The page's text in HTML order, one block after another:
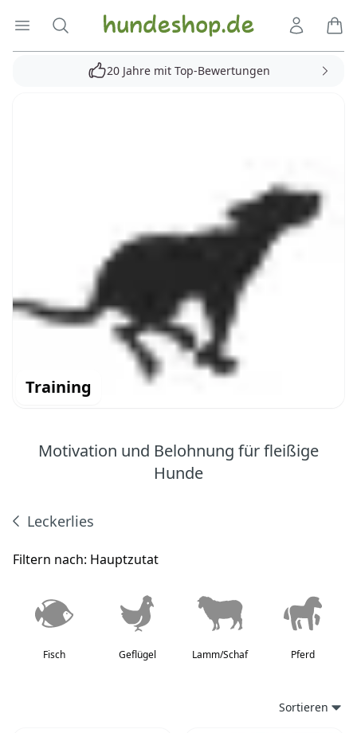
Menü öffnen
Suche Hundeshop.de
20 Jahre mit Top-Bewertungen
Training
Motivation und Belohnung für fleißige
Hunde
Leckerlies
Produkte
Filtern nach: Hauptzutat
Fisch Geflügel Lamm/Schaf Pferd
Sortieren